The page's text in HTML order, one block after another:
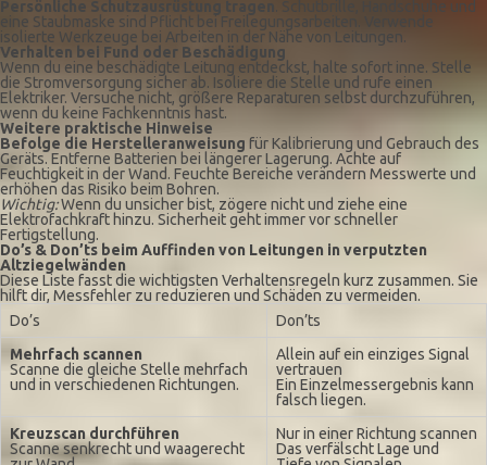
Persönliche Schutzausrüstung tragen
. Schutbrille, Handschuhe und
eine Staubmaske sind Pflicht bei Freilegungsarbeiten. Verwende
isolierte Werkzeuge bei Arbeiten in der Nähe von Leitungen.
Verhalten bei Fund oder Beschädigung
Wenn du eine beschädigte Leitung entdeckst, halte sofort inne. Stelle
die Stromversorgung sicher ab. Isoliere die Stelle und rufe einen
Elektriker. Versuche nicht, größere Reparaturen selbst durchzuführen,
wenn du keine Fachkenntnis hast.
Weitere praktische Hinweise
Befolge die Herstelleranweisung für Kalibrierung und Gebrauch des
Geräts. Entferne Batterien bei längerer Lagerung. Achte auf
Feuchtigkeit in der Wand. Feuchte Bereiche verändern Messwerte und
erhöhen das Risiko beim Bohren.
Wichtig:Wenn du unsicher bist, zögere nicht und ziehe eine
Elektrofachkraft hinzu. Sicherheit geht immer vor schneller
Fertigstellung.
Do’s & Don’ts beim Auffinden von Leitungen in verputzten
Altziegelwänden
Diese Liste fasst die wichtigsten Verhaltensregeln kurz zusammen. Sie
hilft dir, Messfehler zu reduzieren und Schäden zu vermeiden.
Do’s
Don’ts
Mehrfach scannen
Scanne die gleiche Stelle mehrfach
und in verschiedenen Richtungen.
Allein auf ein einziges Signal
vertrauen
Ein Einzelmessergebnis kann
falsch liegen.
Kreuzscan durchführen
Scanne senkrecht und waagerecht
Nur in einer Richtung scannen
Das verfälscht Lage und